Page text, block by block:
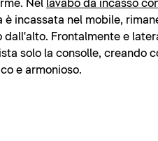
Nel lavabo da incasso
è incassata nel mobile,
dall'alto. Frontalmente e
solo la consolle, creando
e armonioso.